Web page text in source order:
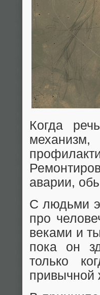
Когда
аварии,
С людьми
про
веками и
пока он
только
привычной